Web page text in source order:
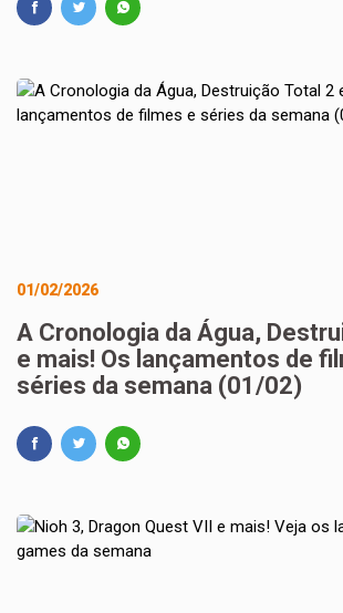
01/02/2026
A Cronologia da Água,
e mais! Os lançamentos de
séries da semana (01/02)